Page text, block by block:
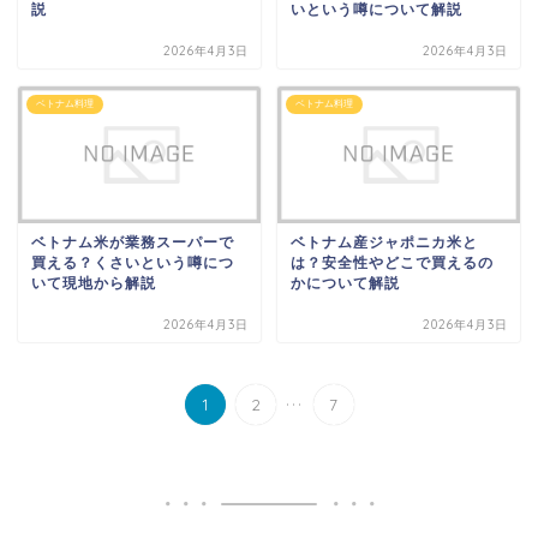
説
2026年4月3日
いという噂について解説
2026年4月3日
ベトナム料理
ベトナム米が業務スーパーで
買える？くさいという噂につ
いて現地から解説
2026年4月3日
ベトナム料理
ベトナム産ジャポニカ米と
は？安全性やどこで買えるの
かについて解説
2026年4月3日
1 2 ... 7